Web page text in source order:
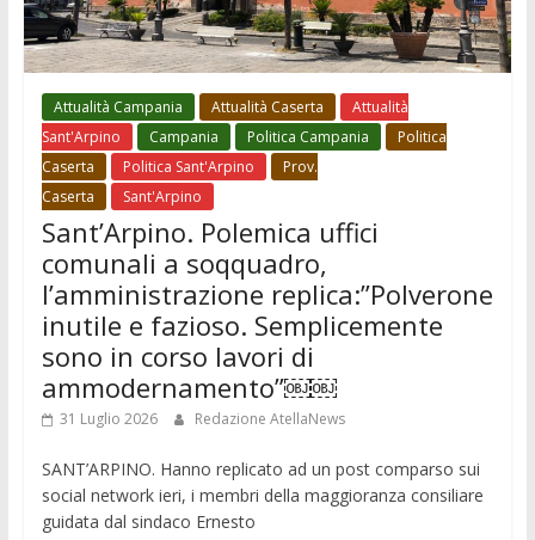
Attualità Campania Attualità Caserta
Attualità
Sant'Arpino
Campania Politica Campania
Politica
Caserta
Politica Sant'Arpino
Prov.
Caserta
Sant'Arpino
Sant’Arpino. Polemica uffici
comunali a soqquadro,
l’amministrazione replica:”Polverone
inutile e fazioso. Semplicemente
sono in corso lavori di
ammodernamento”￼￼
31 Luglio 2026 Redazione AtellaNews
SANT’ARPINO. Hanno replicato ad un post comparso sui
social network ieri, i membri della maggioranza consiliare
guidata dal sindaco Ernesto